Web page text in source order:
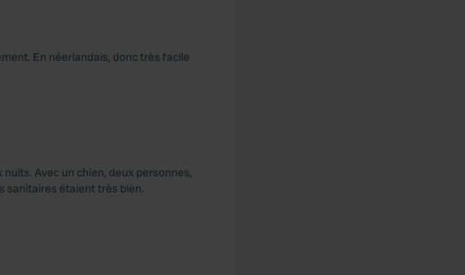
En néerlandais, donc très facile
Avec un chien, deux personnes,
sanitaires étaient très bien.